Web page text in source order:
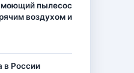
моющий пылесос
воздухом и
в России